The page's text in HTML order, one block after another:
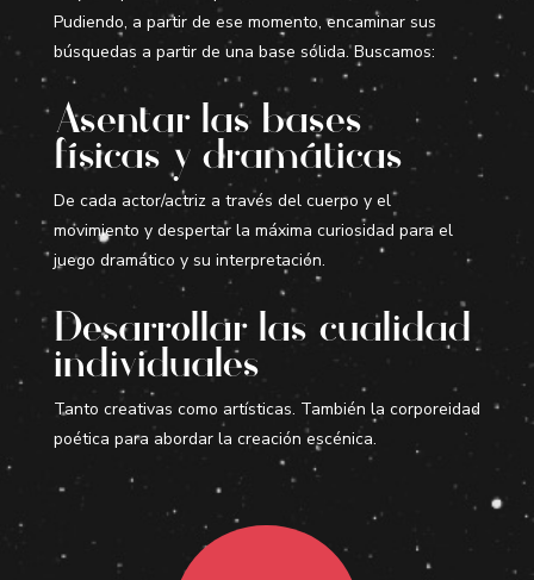
Pudiendo, a partir de ese momento, encaminar sus
búsquedas a partir de una base sólida. Buscamos:
Asentar las bases
físicas y dramáticas
De cada actor/actriz a través del cuerpo y el
movimiento y despertar la máxima curiosidad para el
juego dramático y su interpretación.
Desarrollar las cualidad
individuales
Tanto creativas como artísticas. También la corporeidad
poética para abordar la creación escénica.